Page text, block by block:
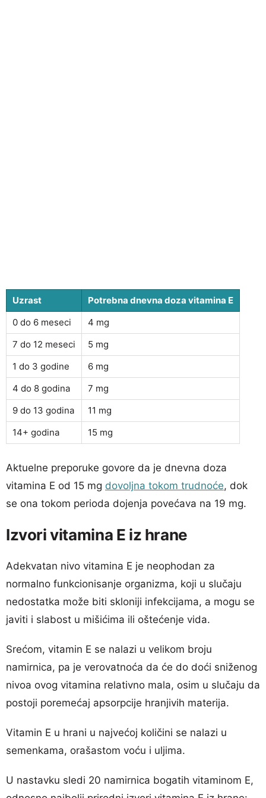
Uzrast
Potrebna dnevna doza vitamina E
0 do 6 meseci
4 mg
7 do 12 meseci
5 mg
1 do 3 godine
6 mg
4 do 8 godina
7 mg
9 do 13 godina
11 mg
14+ godina
15 mg
Aktuelne preporuke govore da je dnevna doza
vitamina E od 15 mg dovoljna tokom trudnoće, dok
se ona tokom perioda dojenja povećava na 19 mg.
Izvori vitamina E iz hrane
Adekvatan nivo vitamina E je neophodan za
normalno funkcionisanje organizma, koji u slučaju
nedostatka može biti skloniji infekcijama, a mogu se
javiti i slabost u mišićima ili oštećenje vida.
Srećom, vitamin E se nalazi u velikom broju
namirnica, pa je verovatnoća da će do doći sniženog
nivoa ovog vitamina relativno mala, osim u slučaju da
postoji poremećaj apsorpcije hranjivih materija.
Vitamin E u hrani u najvećoj količini se nalazi u
semenkama, orašastom voću i uljima.
U nastavku sledi 20 namirnica bogatih vitaminom E,